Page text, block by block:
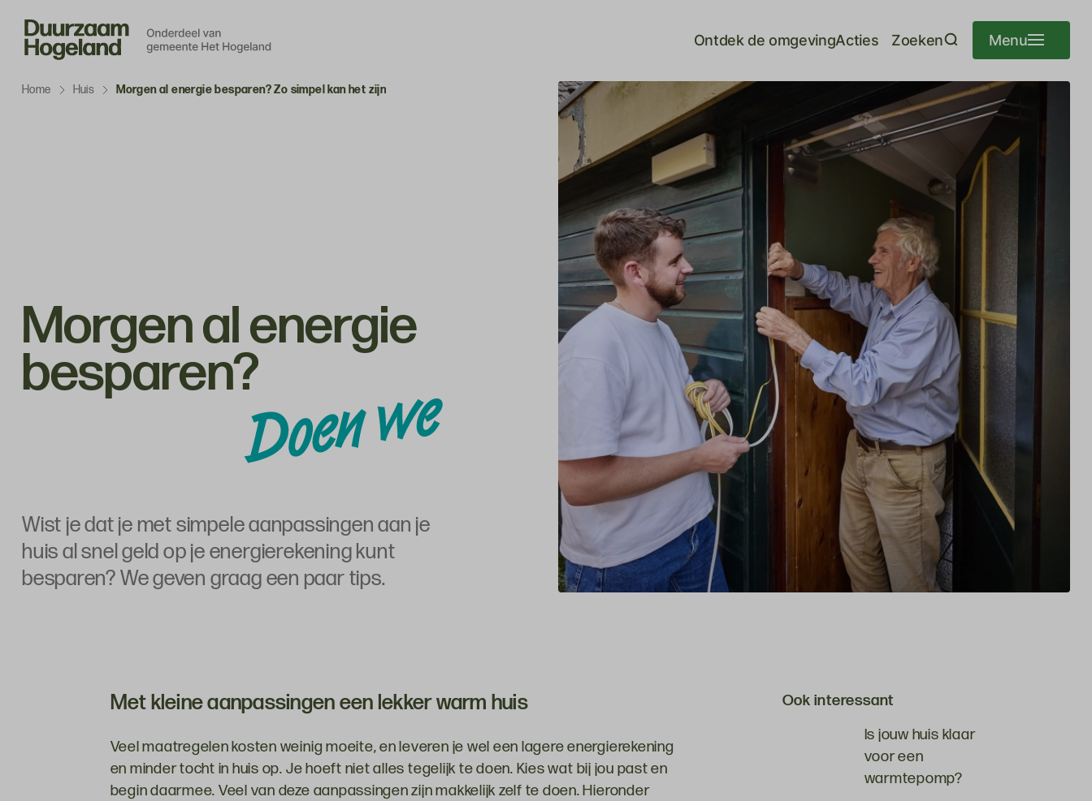
Navigatie
overslaan
Ontdek de omgevingActies Zoeken Menu
Home Huis Morgen al energie besparen? Zo simpel kan het zijn
Morgen al energie
besparen?
Wist je dat je met simpele aanpassingen aan je
huis al snel geld op je energierekening kunt
besparen? We geven graag een paar tips.
Met kleine aanpassingen een lekker warm huis
Veel maatregelen kosten weinig moeite, en leveren je wel een lagere energierekening
en minder tocht in huis op. Je hoeft niet alles tegelijk te doen. Kies wat bij jou past en
begin daarmee. Veel van deze aanpassingen zijn makkelijk zelf te doen. Hieronder
Ook interessant
Is jouw huis klaar
voor een
warmtepomp?